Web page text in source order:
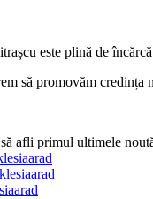
este plină de
să promovăm
afli primul ultimele